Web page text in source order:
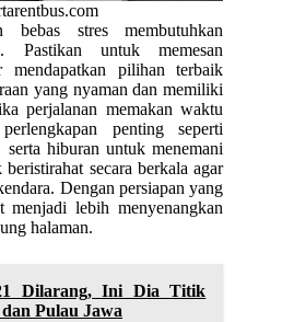
stres membutuhkan
Pastikan untuk memesan
pilihan terbaik
yang nyaman dan memiliki
perjalanan memakan waktu
penting seperti
serta hiburan untuk menemani
secara berkala agar
Dengan persiapan yang
lebih menyenangkan
halaman.
Dilarang, Ini Dia Titik
Pulau Jawa